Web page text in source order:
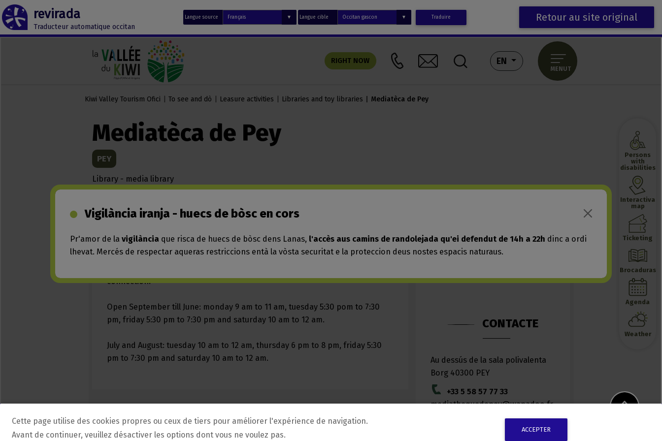
revirada
Traducteur automatique occitan
Langue source Langue cible Traduire Retour au site original
Cette page utilise des cookies propres ou ceux de tiers pour améliorer l'expérience de navigation.
Avant de continuer, veuillez désactiver les options dont vous ne voulez pas.
ACCEPTER